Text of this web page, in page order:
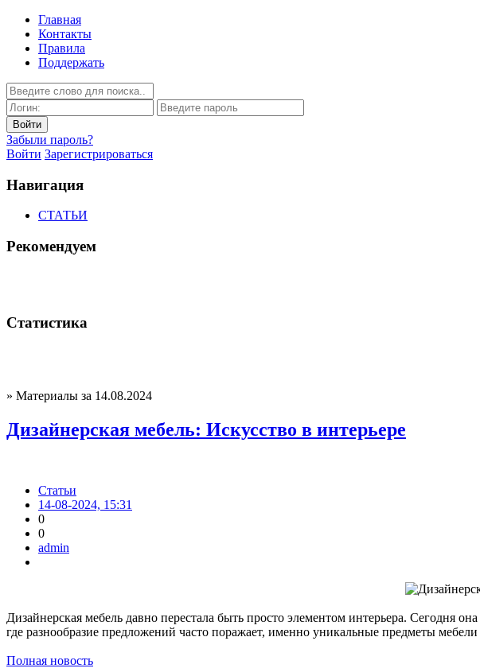
Главная
Контакты
Правила
Поддержать
Забыли пароль?
Войти Зарегистрироваться
Навигация
СТАТЬИ
Рекомендуем
Статистика
» Материалы за 14.08.2024
Дизайнерская мебель: Искусство в интерьере
Статьи
14-08-2024, 15:31
0
0
admin
Дизайнерская мебель давно перестала быть просто элементом интерьера. Сегодня
где разнообразие предложений часто поражает, именно уникальные предметы
Полная новость